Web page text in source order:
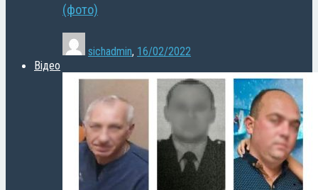
(фото)
sichadmin, 16/02/2022
Відео